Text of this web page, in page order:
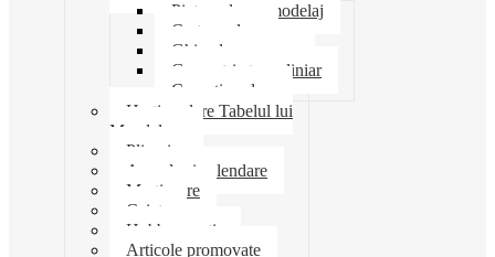
Pictura desen modelaj
Creta scolara
Ghiozdane penare
Geometrie trusa liniar
Coperti scolare
Harti scolare Tabelul lui
Mendeleev
Plicuri
Agende si calendare
Martisoare
Caiete
Hobby creatie
Articole promovate